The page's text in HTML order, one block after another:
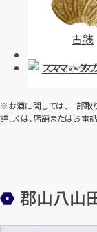
古銭
スマホ・タ
※お酒に関しては、一部取
詳しくは、店舗またはお電
郡山八山